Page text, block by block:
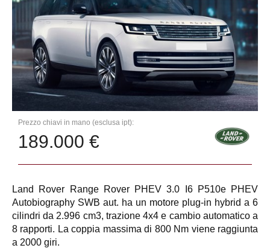
Prezzo chiavi in mano (esclusa ipt):
189.000 €
Land Rover Range Rover PHEV 3.0 I6 P510e PHEV
Autobiography SWB aut. ha un motore plug-in hybrid a 6
cilindri da 2.996 cm3, trazione 4x4 e cambio automatico a
8 rapporti. La coppia massima di 800 Nm viene raggiunta
a 2000 giri.